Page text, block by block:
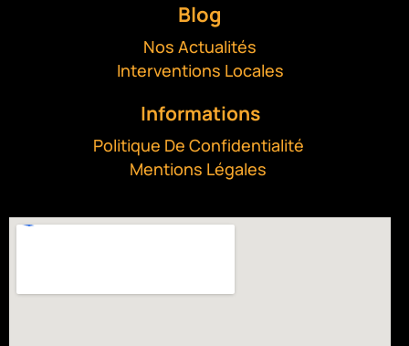
Blog
Nos Actualités
Interventions Locales
Informations
Politique De Confidentialité
Mentions Légales